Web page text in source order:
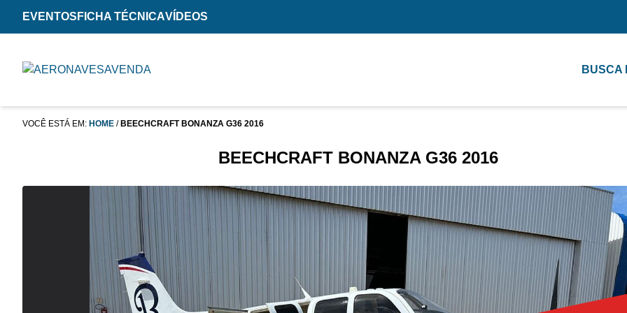
EVENTOS FICHA TÉCNICAVÍDEOS
BUSCA
VOCÊ ESTÁ EM: HOME / BEECHCRAFT BONANZA G36 2016
BEECHCRAFT BONANZA G36 2016